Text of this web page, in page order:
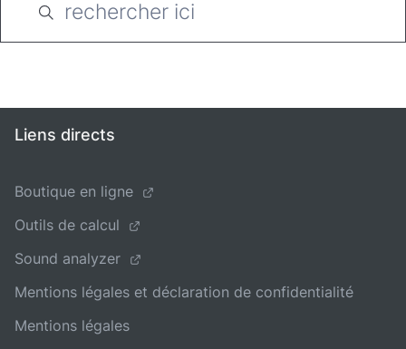
Liens directs
Boutique en ligne
Outils de calcul
Sound analyzer
Mentions légales et déclaration de confidentialité
Mentions légales